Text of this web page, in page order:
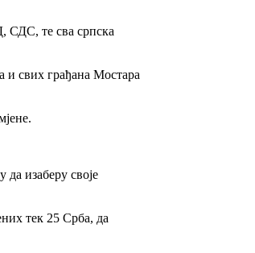
СДС, те сва српска
и свих грађана Мостара
изаберу своје
тек 25 Срба, да